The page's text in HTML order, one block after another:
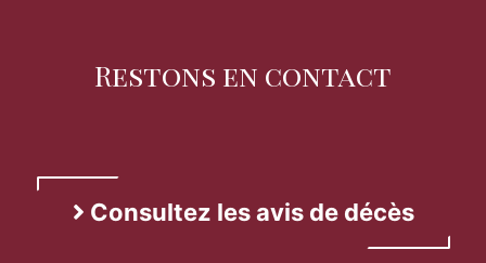
Restons en contact
Consultez les avis de décès